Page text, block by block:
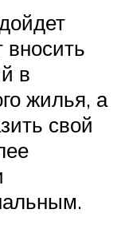
вносить
в
жилья, а
свой